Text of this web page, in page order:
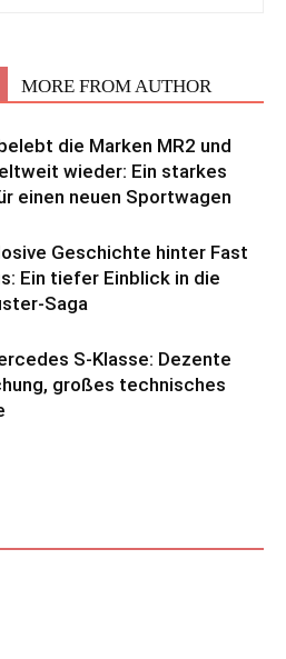
MORE FROM AUTHOR
die Marken MR2 und
wieder: Ein starkes
einen neuen Sportwagen
Geschichte hinter Fast
Ein tiefer Einblick in die
Saga
S-Klasse: Dezente
großes technisches